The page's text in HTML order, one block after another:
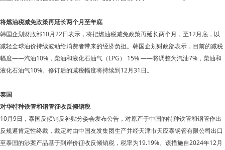
将燃油税减免政策再延长两个月至年底
韩国企划财政部10月22日表示，将把燃油税减免政策再延长两个月，至12月底，以
减轻全球油价持续波动给消费者带来的经济负担。韩国企划财政部表示，目前的减税
幅度——汽油10%，柴油和液化石油气（LPG） 15% ——将调整为汽油7%，柴油和
液化石油气10%。修订后的减税幅度将持续到12月31日。
泰国
对华特种铁管和钢管征收反倾销税
10月9日，泰国反倾销反补贴分委会发布公告，对原产于中国的特种铁管和钢管作出
反规避肯定性终裁，裁定对由中国友发集团生产并经天津市天应泰钢管有限公司出口
至泰国的涉案产品基于到岸价征收反倾销税，税率为19.19%。该措施自2024年12月